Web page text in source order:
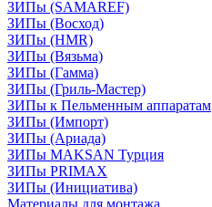
ЗИПы (SAMAREF)
ЗИПы (Восход)
ЗИПы (HMR)
ЗИПы (Вязьма)
ЗИПы (Гамма)
ЗИПы (Гриль-Мастер)
ЗИПы к Пельменным аппаратам
ЗИПы (Импорт)
ЗИПы (Ариада)
ЗИПы MAKSAN Турция
ЗИПы PRIMAX
ЗИПы (Инициатива)
Материалы для монтажа